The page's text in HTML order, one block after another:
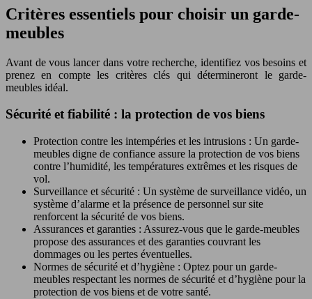
Critères essentiels pour choisir un garde-
meubles
Avant de vous lancer dans votre recherche, identifiez vos besoins et
prenez en compte les critères clés qui détermineront le garde-
meubles idéal.
Sécurité et fiabilité : la protection de vos biens
Protection contre les intempéries et les intrusions : Un garde-
meubles digne de confiance assure la protection de vos biens
contre l’humidité, les températures extrêmes et les risques de
vol.
Surveillance et sécurité : Un système de surveillance vidéo, un
système d’alarme et la présence de personnel sur site
renforcent la sécurité de vos biens.
Assurances et garanties : Assurez-vous que le garde-meubles
propose des assurances et des garanties couvrant les
dommages ou les pertes éventuelles.
Normes de sécurité et d’hygiène : Optez pour un garde-
meubles respectant les normes de sécurité et d’hygiène pour la
protection de vos biens et de votre santé.